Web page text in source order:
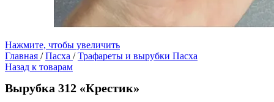
Нажмите, чтобы увеличить
Главная / Пасха / Трафареты и вырубки Пасха
Назад к товарам
Вырубка 312 «Крестик»